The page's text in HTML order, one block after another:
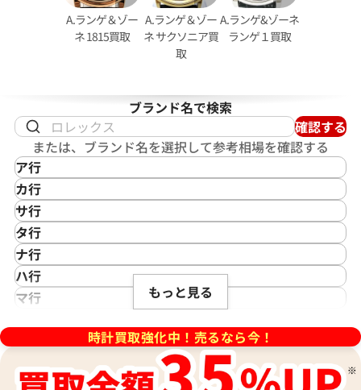
A.ランゲ＆ゾー
ネ 1815買取
A.ランゲ＆ゾー
ネ サクソニア買
取
A.ランゲ&ゾーネ
ランゲ１買取
ブランド名で検索
確認する
または、ブランド名を選択して参考相場を確認する
ア行
IKEPOD
アイクポッド
IWC
アイダブリューシー
Azimuth
アジムース
ANONIMO
Alain Silberstein
アラン・シルベスタイン
Armand Nicolet
カ行
CASIO
カシオ
Cartier
カルティエ
Gaga Milano
ガガミラノ
Quinting
クインティング
Cuervo y Sobrinos
クエルボ・イ・ソブリノス
サ行
Saint Laurent
サンローラン
Shellman
シェルマン
CITIZEN
シチズン
CHANEL
シャネル
Chopard
タ行
TAG Heuer
タグ・ホイヤー
Daniel Roth
ダニエル・ロート
TUDOR
チューダー(チュードル)
Tiffany & Co.
ナ行
NOMOS Glashütte
ノモス グラスヒュッテ
ハ行
Hamilton
Harry Winston
Patek Philippe
マ行
モーリス・ラクロア
RALPH LAUREN
Richard Mille
もっと見る
時計買取強化中！売るなら今！